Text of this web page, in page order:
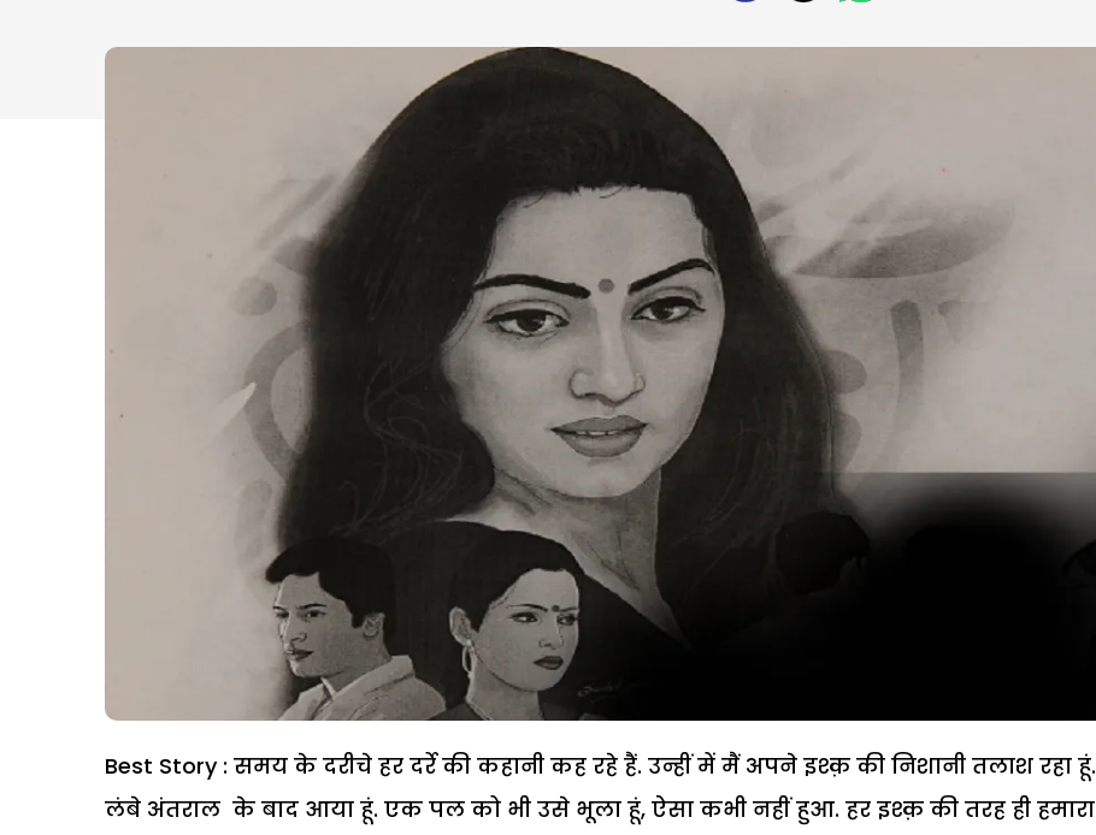
Best Story : समय के दरीचे हर दर्रे की कहानी कह रहे हैं. उन्हीं में मैं अपने इश्क़ की निशानी तलाश रहा हूं.
लंबे अंतराल के बाद आया हूं. एक पल को भी उसे भूला हूं, ऐसा कभी नहीं हुआ. हर इश्क़ की तरह ही हमारा